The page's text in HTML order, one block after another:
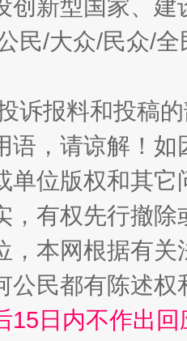
创新型国家、
民/大众/民众/
诉报料和投稿
语，请谅解！
单位版权和其它
，有权先行撤
，本网根据有
公民都有陈述
15日内不作出